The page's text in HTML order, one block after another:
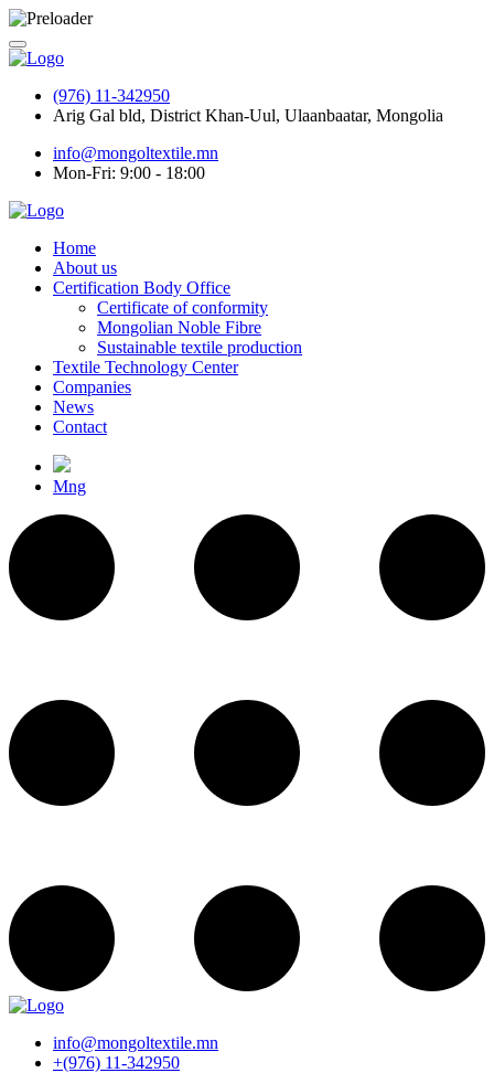
(976) 11-342950
Arig Gal bld, District Khan-Uul, Ulaanbaatar, Mongolia
info@mongoltextile.mn
Mon-Fri: 9:00 - 18:00
Home
About us
Certification Body Office
Certificate of conformity
Mongolian Noble Fibre
Sustainable textile production
Textile Technology Center
Companies
News
Contact
Mng
info@mongoltextile.mn
+(976) 11-342950